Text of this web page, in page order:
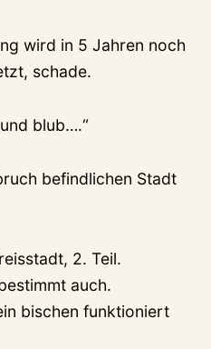
wird in 5 Jahren noch
schade.
blub….“
befindlichen Stadt
2. Teil.
auch.
bischen funktioniert